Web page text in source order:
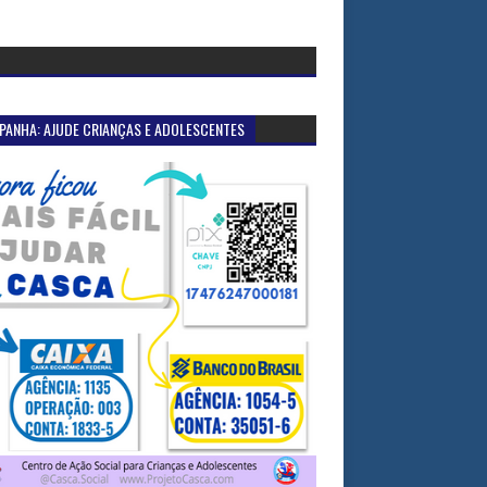
AJUDE CRIANÇAS E ADOLESCENTES